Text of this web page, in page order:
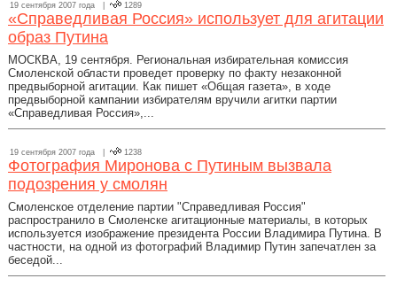
19 сентября 2007 года | 1289
«Справедливая Россия» использует для агитации
образ Путина
МОСКВА, 19 сентября. Региональная избирательная комиссия
Смоленской области проведет проверку по факту незаконной
предвыборной агитации. Как пишет «Общая газета», в ходе
предвыборной кампании избирателям вручили агитки партии
«Справедливая Россия»,...
19 сентября 2007 года | 1238
Фотография Миронова с Путиным вызвала
подозрения у смолян
Смоленское отделение партии "Справедливая Россия"
распространило в Смоленске агитационные материалы, в которых
используется изображение президента России Владимира Путина. В
частности, на одной из фотографий Владимир Путин запечатлен за
беседой...